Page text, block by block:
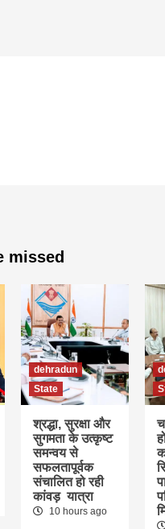
missed
dehradun
State
श्रद्धा, सुरक्षा और
सुगमता के उत्कृष्ट
समन्वय से
सफलतापूर्वक
संचालित हो रही
कांवड़ यात्रा
10 hours ago